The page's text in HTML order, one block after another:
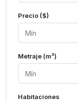
Precio ($)
Metraje (m²)
Habitaciones